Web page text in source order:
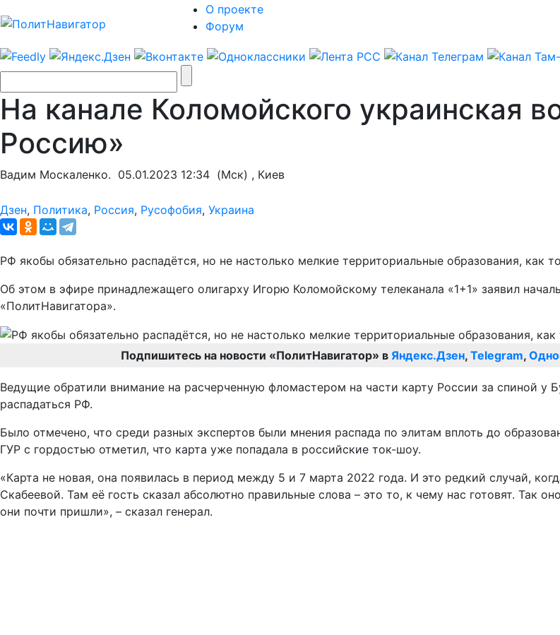
О проекте
Форум
На канале Коломойского украинская
Россию»
Вадим Москаленко. 05.01.2023 12:34 (Мск) , Киев
Дзен, Политика, Россия, Русофобия, Украина
РФ якобы обязательно распадётся, но не настолько мелкие территориальные образования, как
Об этом в эфире принадлежащего олигарху Игорю Коломойскому телеканала «1+1» заявил
«ПолитНавигатора».
Подпишитесь на новости «ПолитНавигатор» в Яндекс.Дзен, Telegram,
Ведущие обратили внимание на расчерченную фломастером на части карту России за спиной у
распадаться РФ.
Было отмечено, что среди разных экспертов были мнения распада по элитам вплоть до
ГУР с гордостью отметил, что карта уже попадала в российские ток-шоу.
«Карта не новая, она появилась в период между 5 и 7 марта 2022 года. И это редкий случай,
Скабеевой. Там её гость сказал абсолютно правильные слова – это то, к чему нас готовят. Так
они почти пришли», – сказал генерал.